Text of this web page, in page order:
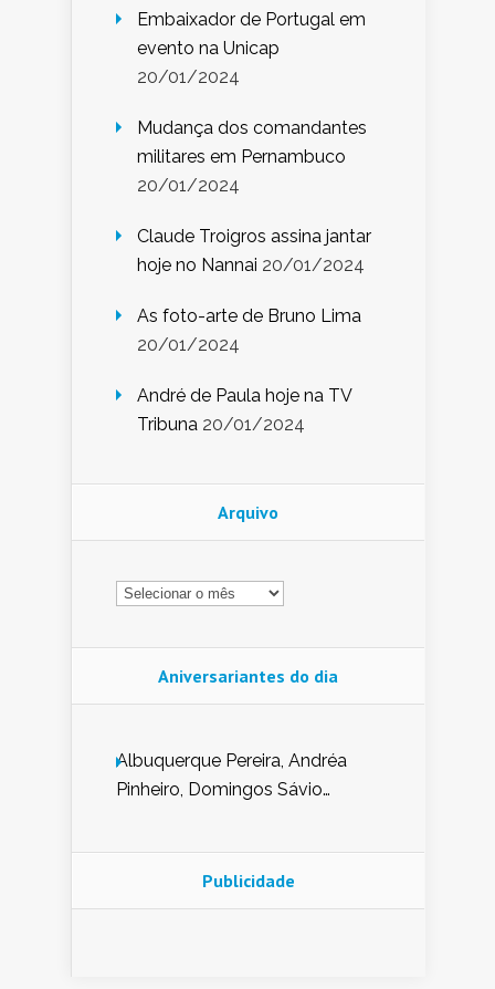
Embaixador de Portugal em
evento na Unicap
20/01/2024
Mudança dos comandantes
militares em Pernambuco
20/01/2024
Claude Troigros assina jantar
hoje no Nannai 20/01/2024
As foto-arte de Bruno Lima
20/01/2024
André de Paula hoje na TV
Tribuna 20/01/2024
Arquivo
Arquivo
Aniversariantes do dia
Albuquerque Pereira, Andréa
Pinheiro, Domingos Sávio
Nunes de Sena, Fátima Peixoto,
Glória Pereira, Kátia Mesel,
Publicidade